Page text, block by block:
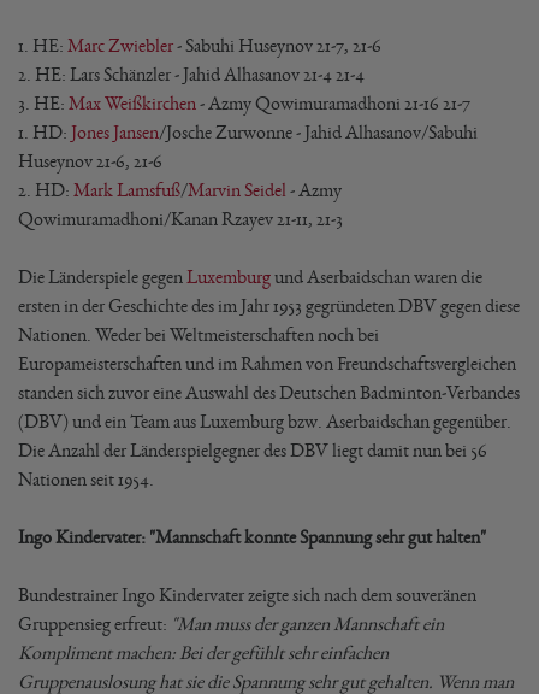
1. HE: Marc Zwiebler- Sabuhi Huseynov 21-7, 21-6
2. HE: Lars Schänzler - Jahid Alhasanov 21-4 21-4
3. HE: Max Weißkirchen - Azmy Qowimuramadhoni 21-16 21-7
1. HD: Jones Jansen/Josche Zurwonne - Jahid Alhasanov/Sabuhi
Huseynov 21-6, 21-6
2. HD: Mark Lamsfuß/Marvin Seidel - Azmy
Qowimuramadhoni/Kanan Rzayev 21-11, 21-3
Die Länderspiele gegen Luxemburgund Aserbaidschan waren die
ersten in der Geschichte des im Jahr 1953 gegründeten DBV gegen diese
Nationen. Weder bei Weltmeisterschaften noch bei
Europameisterschaften und im Rahmen von Freundschaftsvergleichen
standen sich zuvor eine Auswahl des Deutschen Badminton-Verbandes
(DBV) und ein Team aus Luxemburg bzw. Aserbaidschan gegenüber.
Die Anzahl der Länderspielgegner des DBV liegt damit nun bei 56
Nationen seit 1954.
Ingo Kindervater: "Mannschaft konnte Spannung sehr gut halten"
Bundestrainer Ingo Kindervater zeigte sich nach dem souveränen
Gruppensieg erfreut: "Man muss der ganzen Mannschaft ein
Kompliment machen: Bei der gefühlt sehr einfachen
Gruppenauslosung hat sie die Spannung sehr gut gehalten. Wenn man